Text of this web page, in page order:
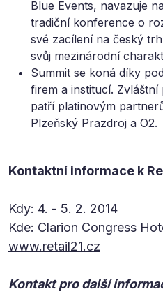
Blue Events, navazuje
tradiční konference o
své zacílení na český
svůj mezinárodní
Summit se koná díky
firem a institucí.
patří platinovým
Plzeňský Prazdroj a O2.
Kontaktní informace k
Kdy: 4. - 5. 2. 2014
Kde: Clarion Congress
www.retail21.cz
Kontakt pro další